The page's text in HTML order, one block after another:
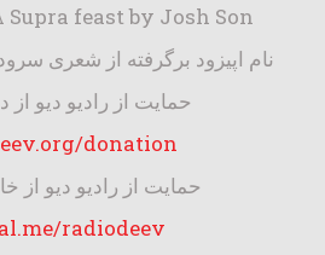
Supra feast by Josh Son
نام اپیزود برگرفته از شعری
حمایت از رادیو دیو از
donation
حمایت از رادیو دیو از
radiodeev